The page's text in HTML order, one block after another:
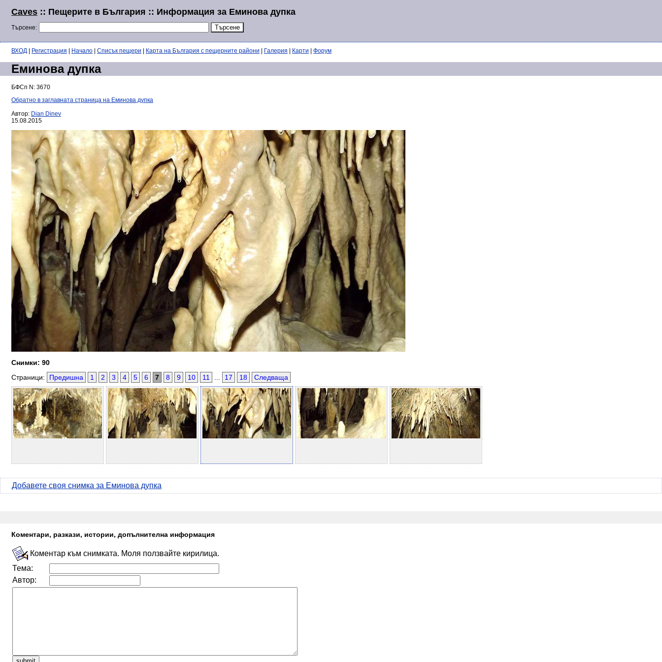
Caves :: Пещерите в България :: Информация за Еминова дупка
Търсене:
ВХОД Регистрация Начало Списък пещери Карта на България с пещерните райони Галерия Карти Форум
Еминова дупка
БФСп N: 3670
Обратно в заглавната страница на Еминова дупка
Автор: Dian Dinev
15.08.2015
Снимки: 90
Страници:
Предишна 1 2 3 4 5 6 7 8 9 10 11 17 18 Следваща
Добавете своя снимка за Еминова дупка
Коментари, разкази, истории, допълнителна информация
Коментар към снимката. Моля ползвайте кирилица.
Тема:
Автор: